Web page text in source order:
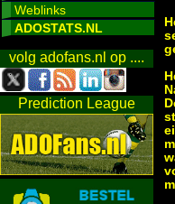
Weblinks
ADOSTATS.NL
volg adofans.nl op ....
Prediction League